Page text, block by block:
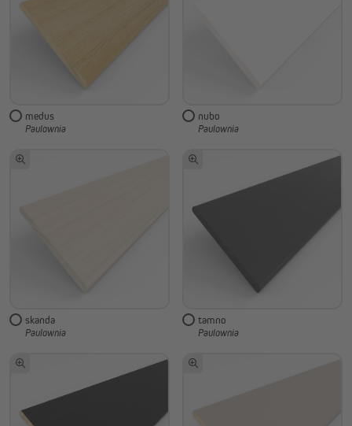
medus
Paulownia
nubo
Paulownia
skanda
Paulownia
tamno
Paulownia